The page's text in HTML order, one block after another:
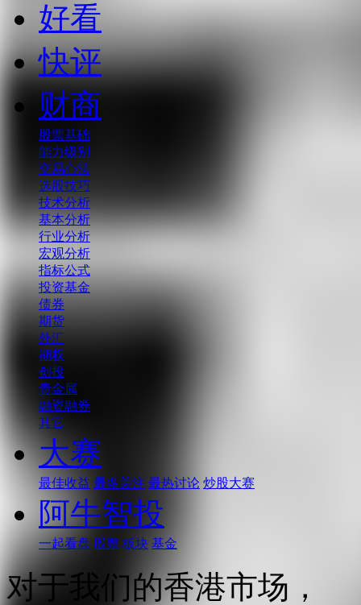
好看
快评
财商
股票基础
能力级别
交易心法
选股技巧
技术分析
基本分析
行业分析
宏观分析
指标公式
投资基金
债券
期货
外汇
期权
创投
贵金属
融资融券
其它
大赛
最佳收益 最多关注 最热讨论 炒股大赛
阿牛智投
一起看盘 股票 板块 基金
对于我们的香港市场，